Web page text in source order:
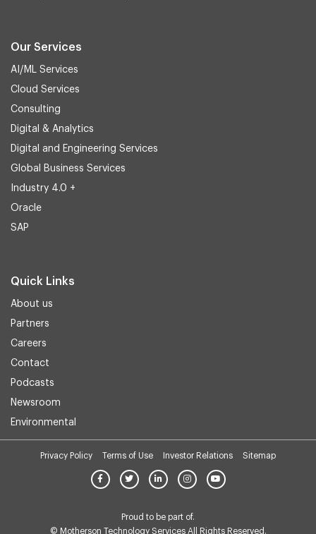
Our Services
AI/ML Services
Cloud Services
Consulting
Digital & Analytics
Digital and Engineering Services
Global Business Services
Industry 4.0 +
Oracle
SAP
Quick Links
About us
Partners
Careers
Contact
Podcasts
Newsroom
Environmental
Privacy Policy Terms of Use Investor Relations Sitemap
Proud to be part of.
© Motherson Technology Services All Rights Reserved.